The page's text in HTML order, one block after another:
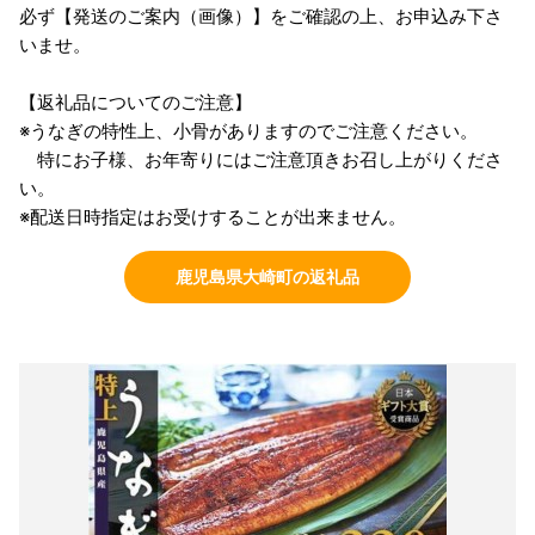
必ず【発送のご案内（画像）】をご確認の上、お申込み下さ
いませ。
【返礼品についてのご注意】
※うなぎの特性上、小骨がありますのでご注意ください。
特にお子様、お年寄りにはご注意頂きお召し上がりくださ
い。
※配送日時指定はお受けすることが出来ません。
鹿児島県大崎町の返礼品